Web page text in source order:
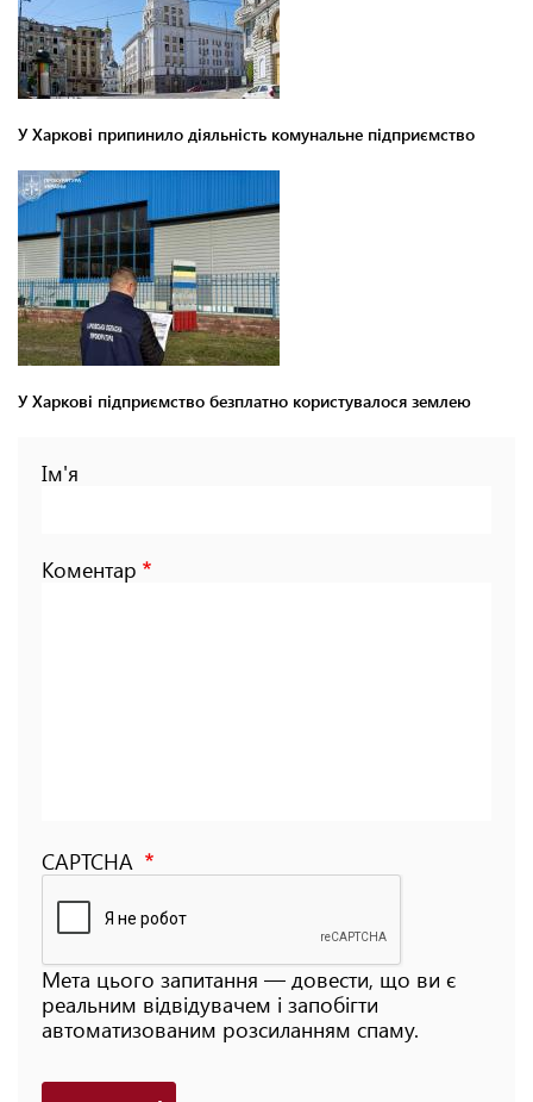
У Харкові припинило діяльність комунальне підприємство
У Харкові підприємство безплатно користувалося землею
Ім'я
Коментар
CAPTCHA
Мета цього запитання — довести, що ви є
реальним відвідувачем і запобігти
автоматизованим розсиланням спаму.